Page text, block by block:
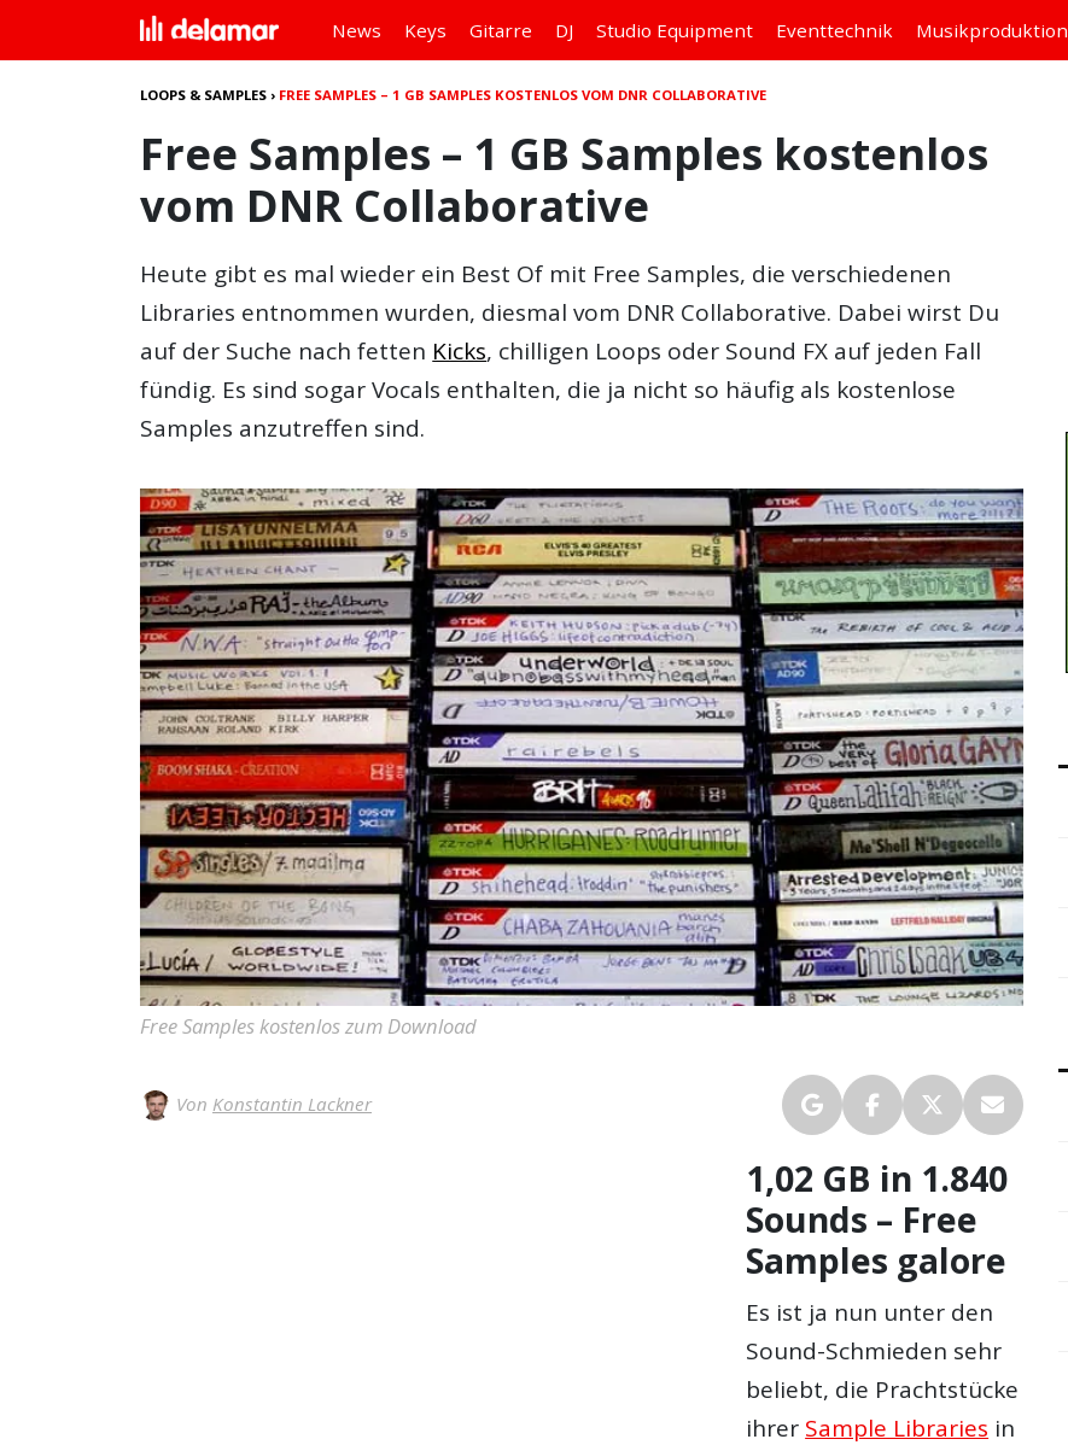
News Keys Gitarre DJ Studio Equipment Eventtechnik Musikproduktion
LOOPS & SAMPLES › FREE SAMPLES – 1 GB SAMPLES KOSTENLOS VOM DNR COLLABORATIVE
Free Samples – 1 GB Samples kostenlos
vom DNR Collaborative
Heute gibt es mal wieder ein Best Of mit Free Samples, die verschiedenen
Libraries entnommen wurden, diesmal vom DNR Collaborative. Dabei wirst Du
auf der Suche nach fetten Kicks, chilligen Loops oder Sound FX auf jeden Fall
fündig. Es sind sogar Vocals enthalten, die ja nicht so häufig als kostenlose
Samples anzutreffen sind.
Free Samples kostenlos zum Download
Von Konstantin Lackner
1,02 GB in 1.840
Sounds – Free
Samples galore
Es ist ja nun unter den
Sound-Schmieden sehr
beliebt, die Prachtstücke
ihrer Sample Libraries in